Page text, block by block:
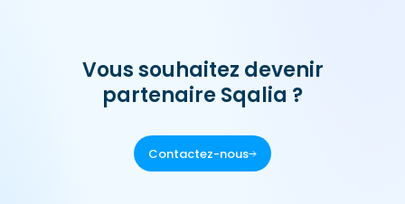
Vous souhaitez devenir
partenaire Sqalia ?
Contactez-nous